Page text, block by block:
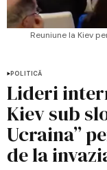
Reuniune la Kiev
POLITICĂ
Lideri
Kiev sub
Ucraina”
de la